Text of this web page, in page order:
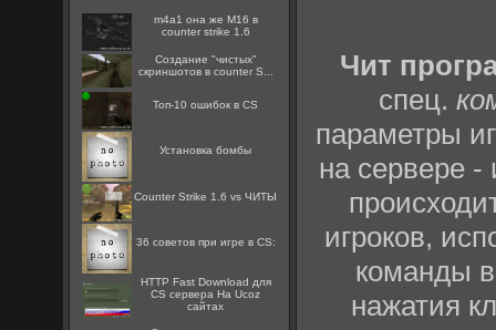
m4a1 она же M16 в
counter strike 1.6
Создание "чистых"
скриншотов в counter S...
Топ-10 ошибок в CS
Установка бомбы
Counter Strike 1.6 vs ЧИТЫ
36 советов при игре в CS:
HTTP Fast Download для
CS сервера На Ucoz
сайтах
Чит
спец.
параметры
на сервере -
игроков,
команды
нажатия